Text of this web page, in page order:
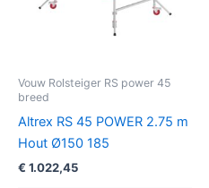
Vouw Rolsteiger RS power 45
breed
Altrex RS 45 POWER 2.75 m
Hout Ø150 185
€ 1.022,45